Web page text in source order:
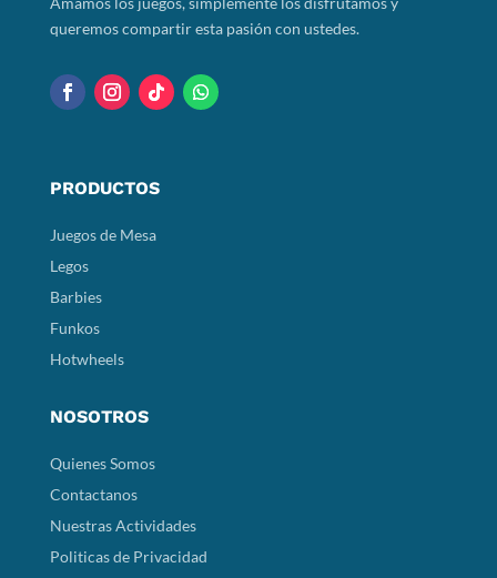
queremos compartir esta pasión con ustedes.
PRODUCTOS
Juegos de Mesa
Legos
Barbies
Funkos
Hotwheels
NOSOTROS
Quienes Somos
Contactanos
Nuestras Actividades
Politicas de Privacidad